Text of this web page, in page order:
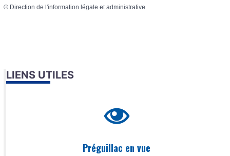
© Direction de l'information légale et administrative
LIENS UTILES
Préguillac en vue